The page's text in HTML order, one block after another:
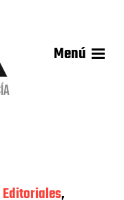
Menú
Editoriales,